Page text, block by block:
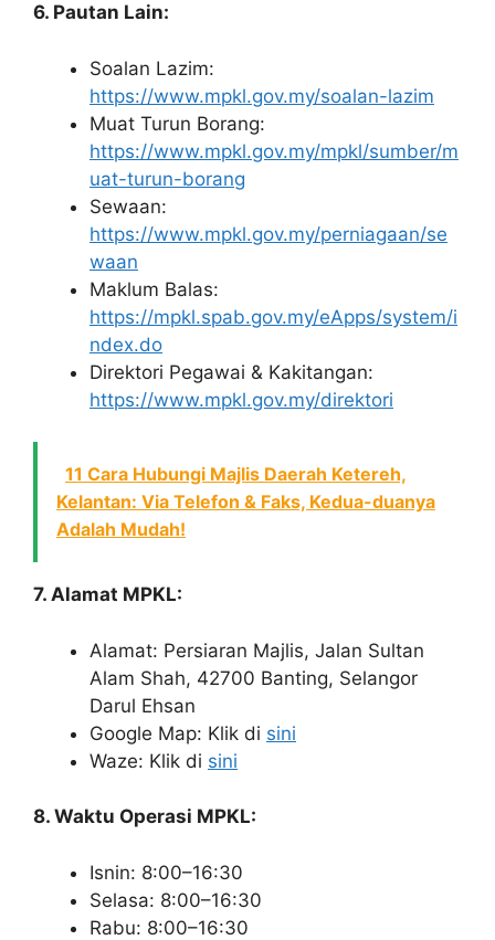
6. Pautan Lain:
Soalan Lazim:
https://www.mpkl.gov.my/soalan-lazim
Muat Turun Borang:
https://www.mpkl.gov.my/mpkl/sumber/m
uat-turun-borang
Sewaan:
https://www.mpkl.gov.my/perniagaan/se
waan
Maklum Balas:
https://mpkl.spab.gov.my/eApps/system/i
ndex.do
Direktori Pegawai & Kakitangan:
https://www.mpkl.gov.my/direktori
11 Cara Hubungi Majlis Daerah Ketereh,
Kelantan: Via Telefon & Faks, Kedua-duanya
Adalah Mudah!
7. Alamat MPKL:
Alamat: Persiaran Majlis, Jalan Sultan
Alam Shah, 42700 Banting, Selangor
Darul Ehsan
Google Map: Klik di sini
Waze: Klik di sini
8. Waktu Operasi MPKL:
Isnin: 8:00–16:30
Selasa: 8:00–16:30
Rabu: 8:00–16:30